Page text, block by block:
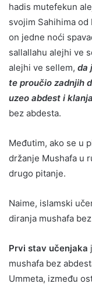
hadis mutefekun
svojim Sahihima od
on jedne noći
sallallahu alejhi ve
alejhi ve sellem, da
te proučio zadnjih
uzeo abdest i
bez abdesta.
Međutim, ako se u
držanje Mushafa u
drugo pitanje.
Naime, islamski
diranja mushafa
Prvi stav učenjaka
mushafa bez
Ummeta, između